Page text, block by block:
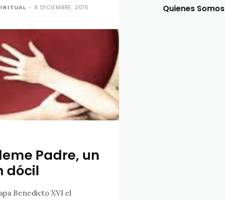
- 8 DICIEMBRE, 2015
Padre, un
dócil
Benedicto XVI el
Quienes Somos